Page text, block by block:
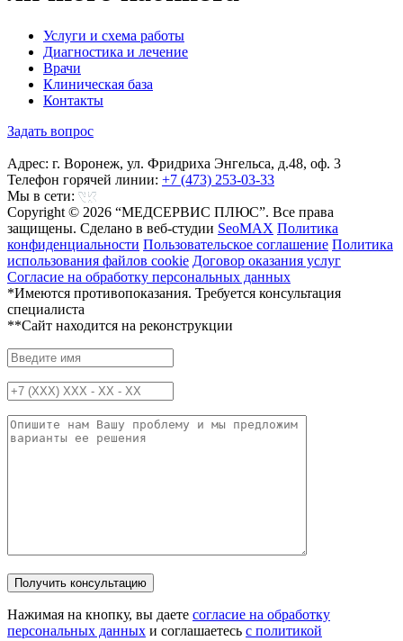
Услуги и схема работы
Диагностика и лечение
Врачи
Клиническая база
Контакты
Задать вопрос
Адрес: г. Воронеж, ул. Фридриха Энгельса, д.48, оф. 3
Телефон горячей линии: +7 (473) 253-03-33
Мы в сети:
Copyright © 2026 “МЕДСЕРВИС ПЛЮС”. Все права
защищены. Сделано в веб-студии SeoMAX Политика
конфиденциальности Пользовательское соглашение Политика
использования файлов cookie Договор оказания услуг
Согласие на обработку персональных данных
*Имеются противопоказания. Требуется консультация
специалиста
**Сайт находится на реконструкции
Нажимая на кнопку, вы даете согласие на обработку
персональных данных и соглашаетесь c политикой